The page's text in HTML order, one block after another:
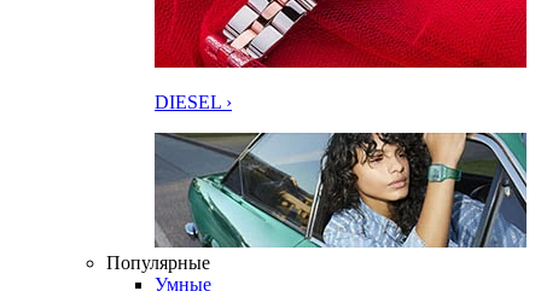
DIESEL ›
Популярные
Умные